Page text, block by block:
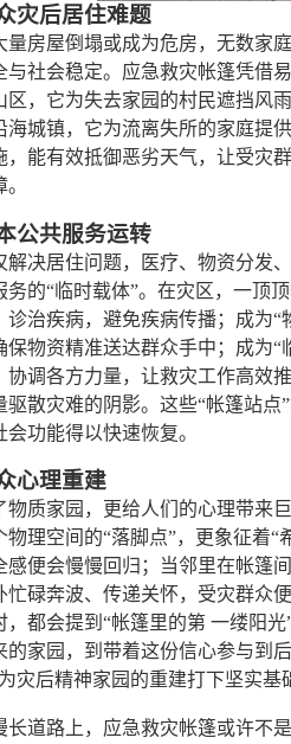
灾后居住难题
量房屋倒塌或成为危房，无数家
与社会稳定。应急救灾帐篷凭借
，它为失去家园的村民遮挡风
海城镇，它为流离失所的家庭提
，能有效抵御恶劣天气，让受灾
公共服务运转
解决居住问题，医疗、物资分发
务的“临时载体”。在灾区，一
诊治疾病，避免疾病传播；成
保物资精准送达群众手中；成
协调各方力量，让救灾工作高效
驱散灾难的阴影。这些“帐篷站
功能得以快速恢复。
心理重建
物质家园，更给人们的心理带
物理空间的“落脚点”，更象征着
感便会慢慢回归；当邻里在帐篷
忙碌奔波、传递关怀，受灾群众
，都会提到“帐篷里的第 一缕阳
的家园，到带着这份信心参与到
灾后精神家园的重建打下坚实基
长道路上，应急救灾帐篷或许不